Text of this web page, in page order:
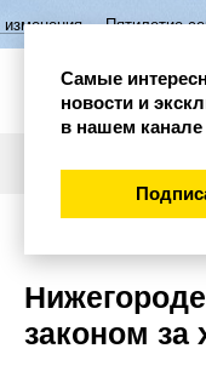
Пятилетие семьи в
законом за
Самые
новости и
в нашем